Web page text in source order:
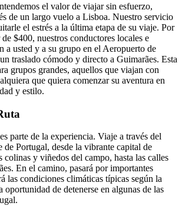
el valor de viajar sin esfuerzo,
de un largo vuelo a Lisboa. Nuestro servicio
el estrés a la última etapa de su viaje. Por
$400, nuestros conductores locales e
a usted y a su grupo en el Aeropuerto de
traslado cómodo y directo a Guimarães. Esta
grupos grandes, aquellos que viajan con
que quiera comenzar su aventura en
y estilo.
parte de la experiencia. Viaje a través del
de Portugal, desde la vibrante capital de
colinas y viñedos del campo, hasta las calles
En el camino, pasará por importantes
las condiciones climáticas típicas según la
oportunidad de detenerse en algunas de las